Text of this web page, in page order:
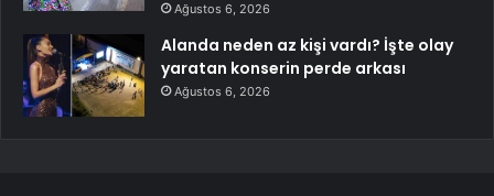
Ağustos 6, 2026
Alanda neden az kişi vardı? İşte olay
yaratan konserin perde arkası
Ağustos 6, 2026